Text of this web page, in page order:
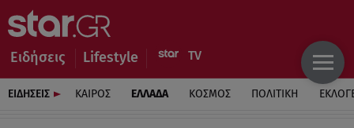
Ειδήσεις Lifestyle
ΕΙΔΗΣΕΙΣ ΚΑΙΡΟΣ ΕΛΛΑΔΑ ΚΟΣΜΟΣ ΠΟΛΙΤΙΚΗ